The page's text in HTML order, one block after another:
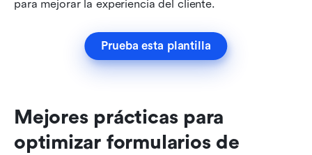
para mejorar la experiencia del cliente.
Prueba esta plantilla
Mejores prácticas para
optimizar formularios de